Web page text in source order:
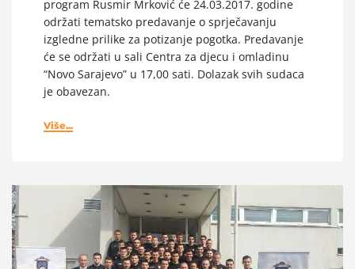
program Rusmir Mrković će 24.03.2017. godine
održati tematsko predavanje o sprječavanju
izgledne prilike za potizanje pogotka. Predavanje
će se održati u sali Centra za djecu i omladinu
“Novo Sarajevo” u 17,00 sati. Dolazak svih sudaca
je obavezan.
Više...